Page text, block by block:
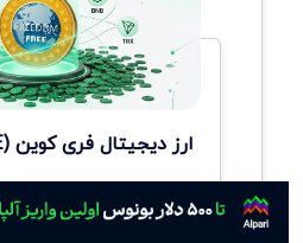
ارز دیجیتال فری کوین (FREE) چیست؟